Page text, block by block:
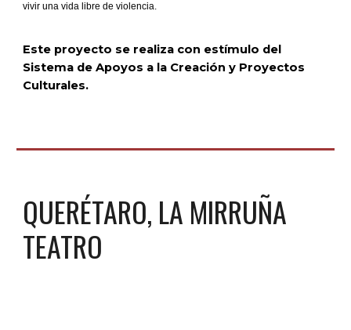
vivir una vida libre de violencia.
Este proyecto se realiza con estímulo del
Sistema de Apoyos a la Creación y Proyectos
Culturales.
QUERÉTARO, LA MIRRUÑA
TEATRO